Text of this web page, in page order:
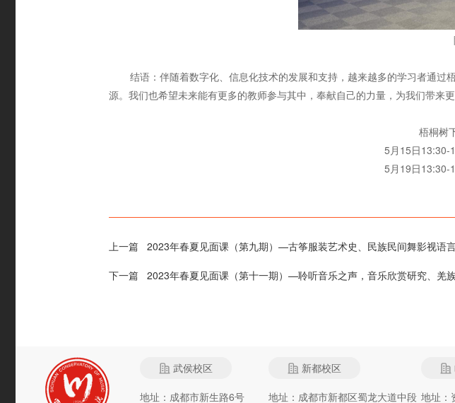
结语：伴随着数字化、信息化技术的发展和支持，越来越多的学习者通
源。我们也希望未来能有更多的教师参与其中，奉献自己的力量，为我们带来
梧桐树
5月15日13:30-
5月19日13:30-
上一篇 2023年春夏见面课（第九期）—古筝服装艺术史、民族民间舞影视语
下一篇 2023年春夏见面课（第十一期）—聆听音乐之声，音乐欣赏研究、羌
武侯校区
地址：成都市新生路6号
新都校区
地址：成都市新都区蜀龙大道中段 地址：